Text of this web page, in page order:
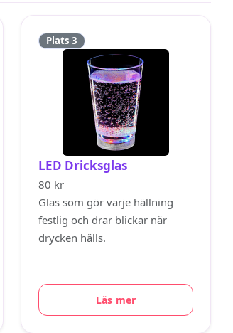
Plats 3
LED Dricksglas
80 kr
Glas som gör varje hällning
festlig och drar blickar när
drycken hälls.
Läs mer